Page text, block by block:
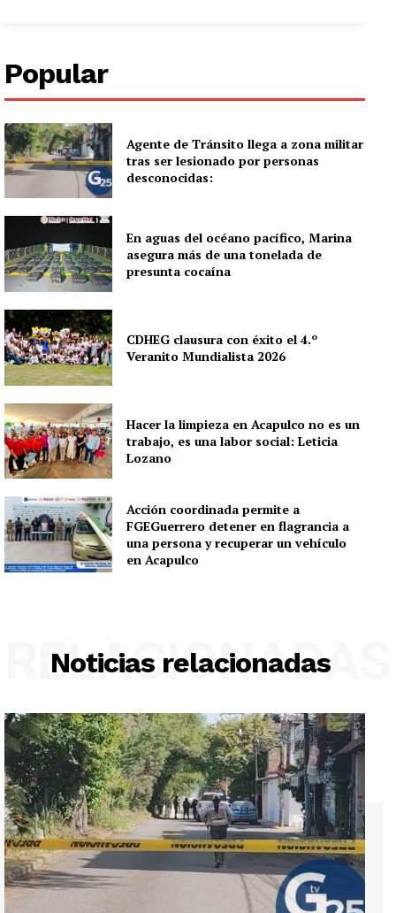
Popular
Agente de Tránsito llega a zona militar
tras ser lesionado por personas
desconocidas:
En aguas del océano pacífico, Marina
asegura más de una tonelada de
presunta cocaína
CDHEG clausura con éxito el 4.º
Veranito Mundialista 2026
Hacer la limpieza en Acapulco no es un
trabajo, es una labor social: Leticia
Lozano
Acción coordinada permite a
FGEGuerrero detener en flagrancia a
una persona y recuperar un vehículo
en Acapulco
Noticias relacionadas
RELACIONADAS